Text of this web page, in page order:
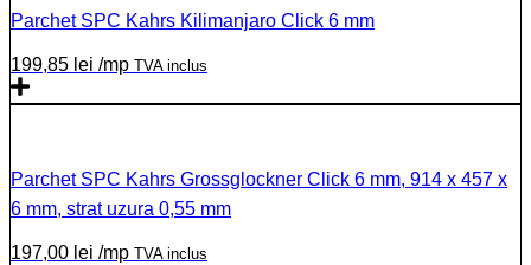
Parchet SPC Kahrs Kilimanjaro Click 6 mm
199,85 lei /mp TVA inclus
Parchet SPC Kahrs Grossglockner Click 6 mm, 914 x 457 x
6 mm, strat uzura 0,55 mm
197,00 lei /mp TVA inclus